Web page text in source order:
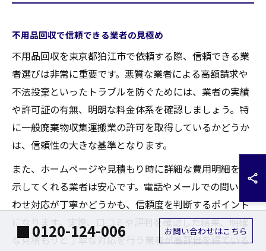
不用品回収で信頼できる業者の見極め
不用品回収を東京都狛江市で依頼する際、信頼できる業
者選びは非常に重要です。悪質な業者による高額請求や
不法投棄といったトラブルを防ぐためには、業者の実績
や許可証の有無、明朗な料金体系を確認しましょう。特
に一般廃棄物収集運搬業の許可を取得しているかどうか
は、信頼性の大きな基準となります。
また、ホームページや見積もり時に詳細な費用明細を提
示してくれる業者は安心です。電話やメールでの問い合
わせ対応が丁寧かどうかも、信頼度を判断するポイント
になります。実際、口コミや評判を確認した結果、明確
な見積もりと丁寧な対応を行う業者が高評価を得ている
0120-124-006 お問い合わせはこちら